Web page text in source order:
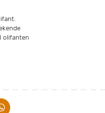
olifanten
PINTEREST
DELEN OP WHATSAPP